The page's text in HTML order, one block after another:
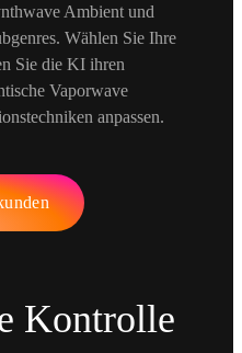
Ambient und
Wählen Sie Ihre
Sie die KI ihren
Vaporwave
anpassen.
Kontrolle